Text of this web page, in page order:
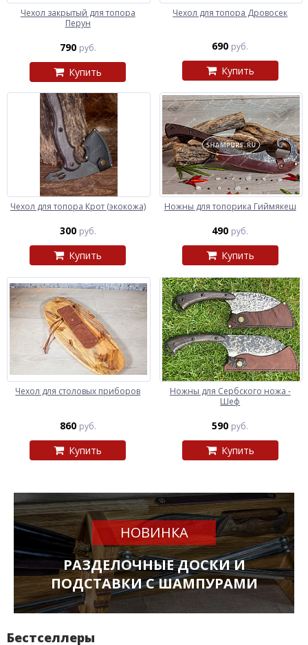
Чехол закрытый для топора
Перун
790 руб.
Купить
Чехол для топора Дровосек
690 руб.
Купить
Чехол для топора Крот (экокожа)
300 руб.
Купить
Ножны для топорика Гиймякеш
490 руб.
Купить
Чехол для столовых приборов
860 руб.
Купить
Ножны для Сербского ножа -
Шеф
590 руб.
Купить
НОВИНКА
РАЗДЕЛОЧНЫЕ ДОСКИ И
ПОДСТАВКИ С ШАМПУРАМИ
Бестселлеры